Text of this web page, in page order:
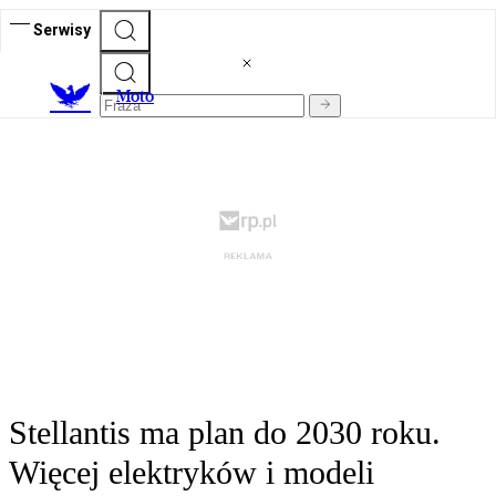
Serwisy
Moto
Stellantis ma plan do 2030 roku.
Więcej elektryków i modeli